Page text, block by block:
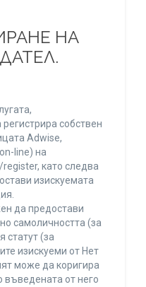
НА
собствен
Adwise,
line) на
като следва
изискуемата
да предостави
самоличността (за
статут (за
изискуеми от Нет
може да коригира
въведената от него